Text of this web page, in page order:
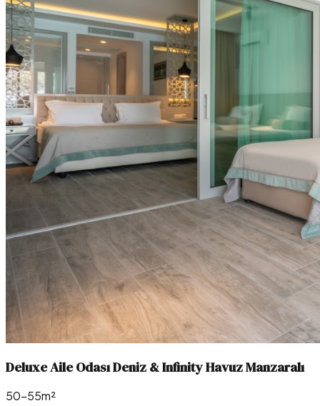
Deluxe Aile Odası Deniz & Infinity Havuz Manzaralı
50–55m²